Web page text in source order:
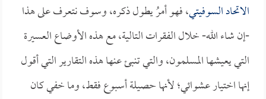
الاتحاد السوفيتي، فهو أمرُ يطول ذكره، وسوف نتعرف على هذا
-إن شاء الله- خلال الفقرات التالية، مع هذه الأوضاع العسيرة
التي يعيشها المسلمون، والتي تنبئ عنها هذه التقارير التي أقول
إنها اختيار عشوائي؛ لأنها حصيلة أسبوع فقط، وما خفي كان